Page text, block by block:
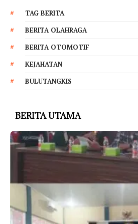
TAG BERITA
BERITA OLAHRAGA
BERITA OTOMOTIF
KEJAHATAN
BULUTANGKIS
BERITA UTAMA